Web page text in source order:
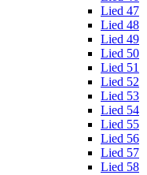
Lied 47
Lied 48
Lied 49
Lied 50
Lied 51
Lied 52
Lied 53
Lied 54
Lied 55
Lied 56
Lied 57
Lied 58